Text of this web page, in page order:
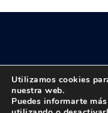
© Copyright 2018 -
Utilizamos cookies
nuestra web.
Puedes informarte